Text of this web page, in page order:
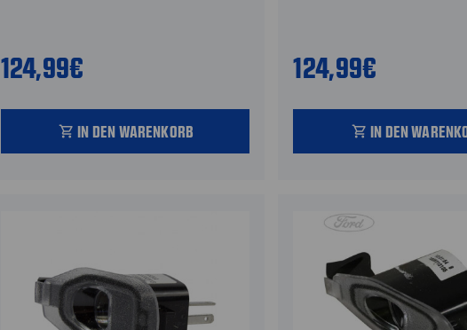
124,99€
shopping_cart IN DEN WARENKORB
124,99€
shopping_cart IN DEN